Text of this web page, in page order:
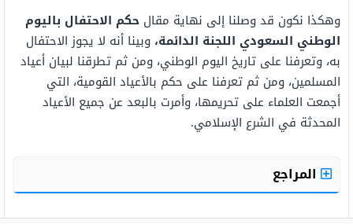
وهكذا نكون قد وصلنا إلى نهاية مقال حكم الاحتفال باليوم
الوطني السعودي اللجنة الدائمة، وبينا أنه لا يجوز الاحتفال
به، وتعرفنا على تاريخ اليوم الوطني، ومن ثم تطرقنا لبيان أعياد
المسلمين، ومن ثم تعرفنا على حكم بالأعياد القومية، التي
أجمعت العلماء على تحريمها، وأمرت بالبعد عن جميع الأعياد
المحدثة في الشرع الإسلامي.
المراجع